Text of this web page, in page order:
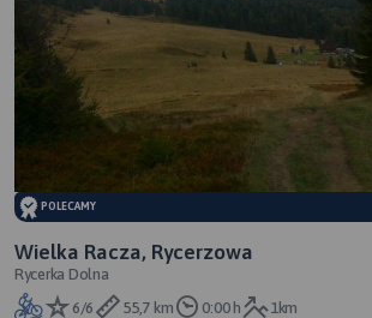
POLECAMY
Wielka Racza, Rycerzowa
Rycerka Dolna
6/6
55,7 km 0:00 h 1km